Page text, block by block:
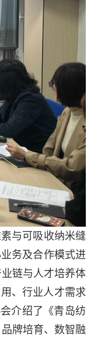
与可吸收纳米缝
务及合作模式进
链与人才培养体
、行业人才需求
介绍了《青岛纺
牌培育、数智融